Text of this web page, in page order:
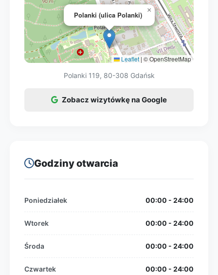
Polanki (ulica Polanki)
×
Leaflet | © OpenStreetMap
Polanki 119, 80-308 Gdańsk
Zobacz wizytówkę na Google
Godziny otwarcia
Poniedziałek 00:00 - 24:00
Wtorek 00:00 - 24:00
Środa 00:00 - 24:00
Czwartek 00:00 - 24:00